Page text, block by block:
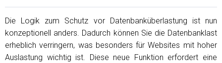
Die Logik zum Schutz vor Datenbanküberlastung ist nun
konzeptionell anders. Dadurch können Sie die Datenbanklast
erheblich verringern, was besonders für Websites mit hoher
Auslastung wichtig ist. Diese neue Funktion erfordert eine